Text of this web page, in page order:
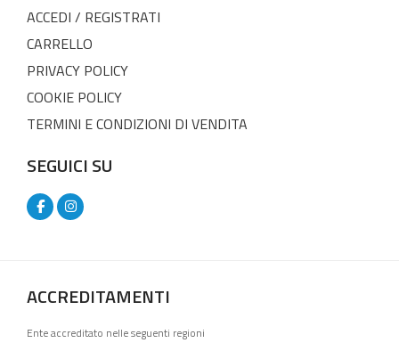
ACCEDI / REGISTRATI
CARRELLO
PRIVACY POLICY
COOKIE POLICY
TERMINI E CONDIZIONI DI VENDITA
SEGUICI SU
ACCREDITAMENTI
Ente accreditato nelle seguenti regioni